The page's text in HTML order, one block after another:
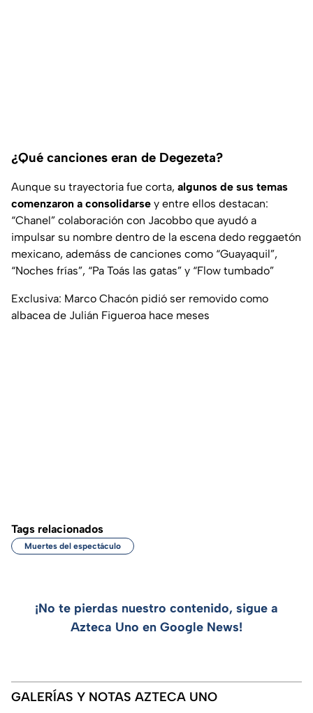
¿Qué canciones eran de Degezeta?
Aunque su trayectoria fue corta, algunos de sus temas
comenzaron a consolidarse y entre ellos destacan:
“Chanel” colaboración con Jacobbo que ayudó a
impulsar su nombre dentro de la escena dedo reggaetón
mexicano, ademáss de canciones como “Guayaquil”,
“Noches frías”, “Pa Toás las gatas” y “Flow tumbado”
Exclusiva: Marco Chacón pidió ser removido como
albacea de Julián Figueroa hace meses
Tags relacionados
Muertes del espectáculo
¡No te pierdas nuestro contenido, sigue a
Azteca Uno en Google News!
GALERÍAS Y NOTAS AZTECA UNO